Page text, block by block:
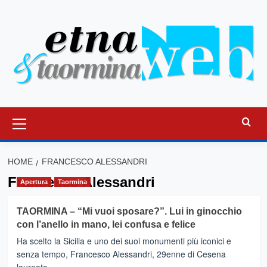
principale
HOME FRANCESCO ALESSANDRI
Francesco Alessandri
Apertura Taormina
TAORMINA – “Mi vuoi sposare?”. Lui in ginocchio
con l’anello in mano, lei confusa e felice
Ha scelto la Sicilia e uno dei suoi monumenti più iconici e
senza tempo, Francesco Alessandri, 29enne di Cesena